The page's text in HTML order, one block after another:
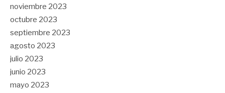
noviembre 2023
octubre 2023
septiembre 2023
agosto 2023
julio 2023
junio 2023
mayo 2023